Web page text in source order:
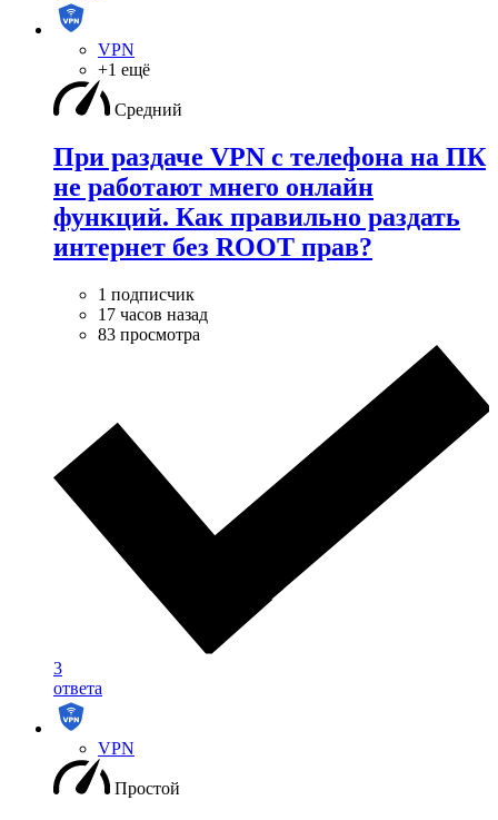
VPN
+1 ещё
Средний
При раздаче VPN с телефона на ПК
не работают мнего онлайн
функций. Как правильно раздать
интернет без ROOT прав?
1 подписчик
17 часов назад
83 просмотра
3
ответа
VPN
Простой